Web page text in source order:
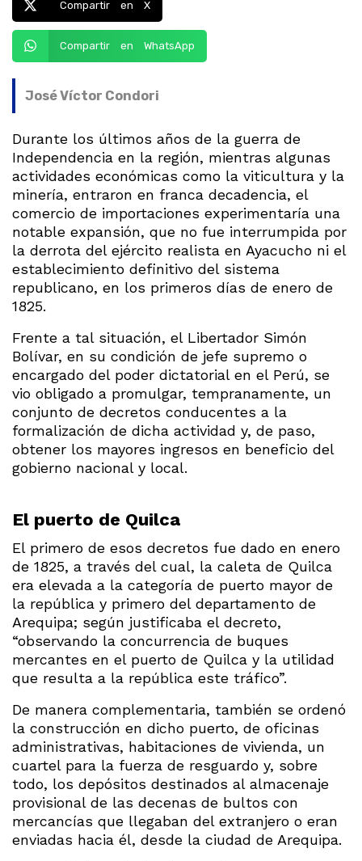
Compartir en X
Compartir en WhatsApp
José Víctor Condori
Durante los últimos años de la guerra de
Independencia en la región, mientras algunas
actividades económicas como la viticultura y la
minería, entraron en franca decadencia, el
comercio de importaciones experimentaría una
notable expansión, que no fue interrumpida por
la derrota del ejército realista en Ayacucho ni el
establecimiento definitivo del sistema
republicano, en los primeros días de enero de
1825.
Frente a tal situación, el Libertador Simón
Bolívar, en su condición de jefe supremo o
encargado del poder dictatorial en el Perú, se
vio obligado a promulgar, tempranamente, un
conjunto de decretos conducentes a la
formalización de dicha actividad y, de paso,
obtener los mayores ingresos en beneficio del
gobierno nacional y local.
El puerto de Quilca
El primero de esos decretos fue dado en enero
de 1825, a través del cual, la caleta de Quilca
era elevada a la categoría de puerto mayor de
la república y primero del departamento de
Arequipa; según justificaba el decreto,
“observando la concurrencia de buques
mercantes en el puerto de Quilca y la utilidad
que resulta a la república este tráfico”.
De manera complementaria, también se ordenó
la construcción en dicho puerto, de oficinas
administrativas, habitaciones de vivienda, un
cuartel para la fuerza de resguardo y, sobre
todo, los depósitos destinados al almacenaje
provisional de las decenas de bultos con
mercancías que llegaban del extranjero o eran
enviadas hacia él, desde la ciudad de Arequipa.